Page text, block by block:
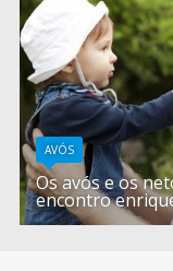
AVÓS
Os avós e os
encontro